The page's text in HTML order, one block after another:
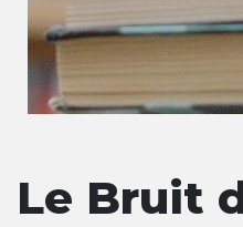
Le Bruit